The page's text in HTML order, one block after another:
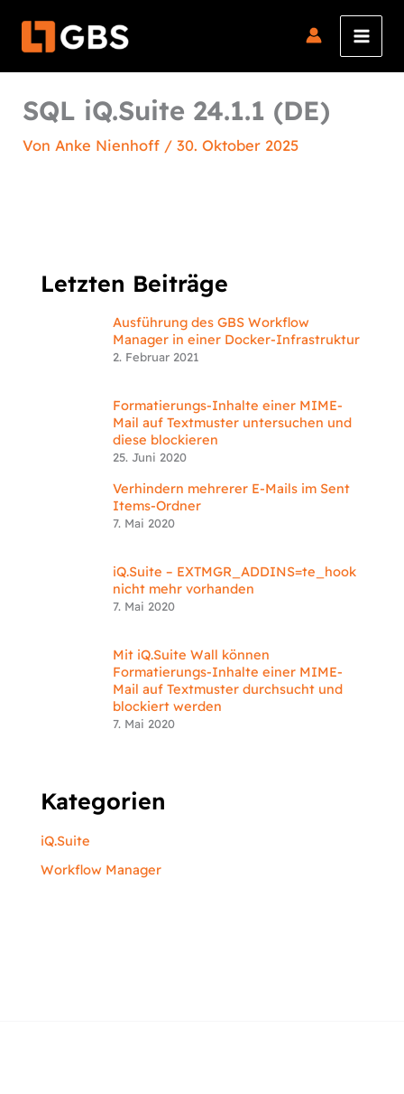
Inhalt
SQL iQ.Suite 24.1.1 (DE)
Von Anke Nienhoff /30. Oktober 2025
Letzten Beiträge
Ausführung des GBS Workflow
Manager in einer Docker-Infrastruktur
2. Februar 2021
Formatierungs-Inhalte einer MIME-
Mail auf Textmuster untersuchen und
diese blockieren
25. Juni 2020
Verhindern mehrerer E-Mails im Sent
Items-Ordner
7. Mai 2020
iQ.Suite – EXTMGR_ADDINS=te_hook
nicht mehr vorhanden
7. Mai 2020
Mit iQ.Suite Wall können
Formatierungs-Inhalte einer MIME-
Mail auf Textmuster durchsucht und
blockiert werden
7. Mai 2020
Kategorien
iQ.Suite
Workflow Manager